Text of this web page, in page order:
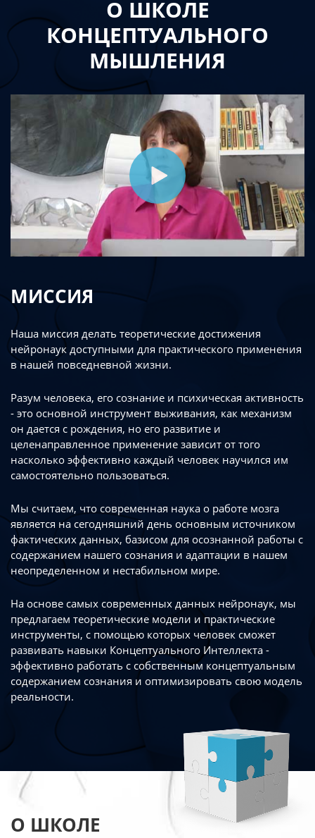
О ШКОЛЕ
КОНЦЕПТУАЛЬНОГО
МЫШЛЕНИЯ
МИССИЯ
Наша миссия делать теоретические достижения
нейронаук доступными для практического применения
в нашей повседневной жизни.
Разум человека, его сознание и психическая активность
- это основной инструмент выживания, как механизм
он дается с рождения, но его развитие и
целенаправленное применение зависит от того
насколько эффективно каждый человек научился им
самостоятельно пользоваться.
Мы считаем, что современная наука о работе мозга
является на сегодняшний день основным источником
фактических данных, базисом для осознанной работы с
содержанием нашего сознания и адаптации в нашем
неопределенном и нестабильном мире.
На основе самых современных данных нейронаук, мы
предлагаем теоретические модели и практические
инструменты, с помощью которых человек сможет
развивать навыки Концептуального Интеллекта -
эффективно работать с собственным концептуальным
содержанием сознания и оптимизировать свою модель
реальности.
О ШКОЛЕ